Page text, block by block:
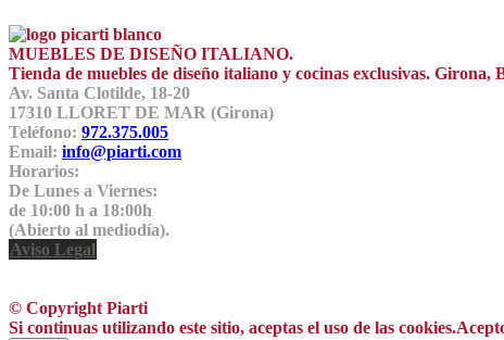
MUEBLES DE DISEÑO ITALIANO.
Tienda de muebles de diseño italiano y cocinas exclusivas.
Av. Santa Clotilde, 18-20
17310 LLORET DE MAR (Girona)
Teléfono: 972.375.005
Email: info@piarti.com
Horarios:
De Lunes a Viernes:
de 10:00 h a 18:00h
(Abierto al mediodía).
Aviso Legal
© Copyright Piarti
Si continuas utilizando este sitio, aceptas el uso de las cookies.